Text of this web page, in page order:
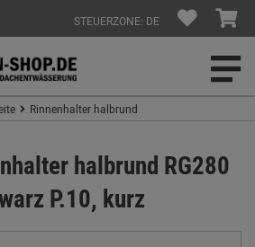
STEUERZONE: DE
Rinnenhalter halbrund
halbrund RG280
P.10, kurz